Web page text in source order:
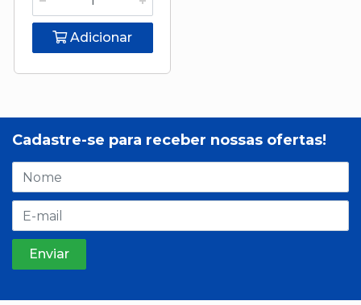
Adicionar
Cadastre-se para receber nossas ofertas!